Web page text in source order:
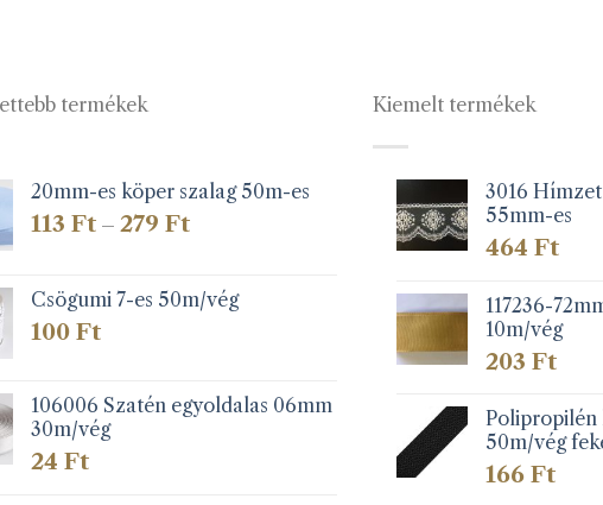
a
termékoldalon
választhatók
termékek
20mm-es köper szalag 50m-es
113Ft – 279FtÁrtartomány:
279 Ft
Csögumi 7-es 50m/vég
100Ft
106006 Szatén egyoldalas 06mm
30m/vég
24Ft
Kiemelt termékek
3016
55mm-es
464Ft
117236-
10m/vég
203Ft
Polipropilén
50m/vég
166Ft